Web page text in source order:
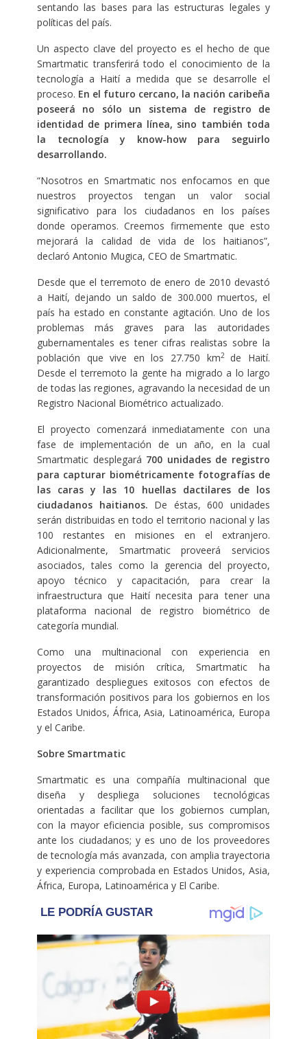
sentando las bases para las estructuras legales y
políticas del país.
Un aspecto clave del proyecto es el hecho de que
Smartmatic transferirá todo el conocimiento de la
tecnología a Haití a medida que se desarrolle el
proceso. En el futuro cercano, la nación caribeña
poseerá no sólo un sistema de registro de
identidad de primera línea, sino también toda
la tecnología y know-how para seguirlo
desarrollando.
“Nosotros en Smartmatic nos enfocamos en que
nuestros proyectos tengan un valor social
significativo para los ciudadanos en los países
donde operamos. Creemos firmemente que esto
mejorará la calidad de vida de los haitianos”,
declaró Antonio Mugica, CEO de Smartmatic.
Desde que el terremoto de enero de 2010 devastó
a Haití, dejando un saldo de 300.000 muertos, el
país ha estado en constante agitación. Uno de los
problemas más graves para las autoridades
gubernamentales es tener cifras realistas sobre la
población que vive en los 27.750 km2 de Haití.
Desde el terremoto la gente ha migrado a lo largo
de todas las regiones, agravando la necesidad de un
Registro Nacional Biométrico actualizado.
El proyecto comenzará inmediatamente con una
fase de implementación de un año, en la cual
Smartmatic desplegará 700 unidades de registro
para capturar biométricamente fotografías de
las caras y las 10 huellas dactilares de los
ciudadanos haitianos. De éstas, 600 unidades
serán distribuidas en todo el territorio nacional y las
100 restantes en misiones en el extranjero.
Adicionalmente, Smartmatic proveerá servicios
asociados, tales como la gerencia del proyecto,
apoyo técnico y capacitación, para crear la
infraestructura que Haití necesita para tener una
plataforma nacional de registro biométrico de
categoría mundial.
Como una multinacional con experiencia en
proyectos de misión crítica, Smartmatic ha
garantizado despliegues exitosos con efectos de
transformación positivos para los gobiernos en los
Estados Unidos, África, Asia, Latinoamérica, Europa
y el Caribe.
Sobre Smartmatic
Smartmatic es una compañía multinacional que
diseña y despliega soluciones tecnológicas
orientadas a facilitar que los gobiernos cumplan,
con la mayor eficiencia posible, sus compromisos
ante los ciudadanos; y es uno de los proveedores
de tecnología más avanzada, con amplia trayectoria
y experiencia comprobada en Estados Unidos, Asia,
África, Europa, Latinoamérica y El Caribe.